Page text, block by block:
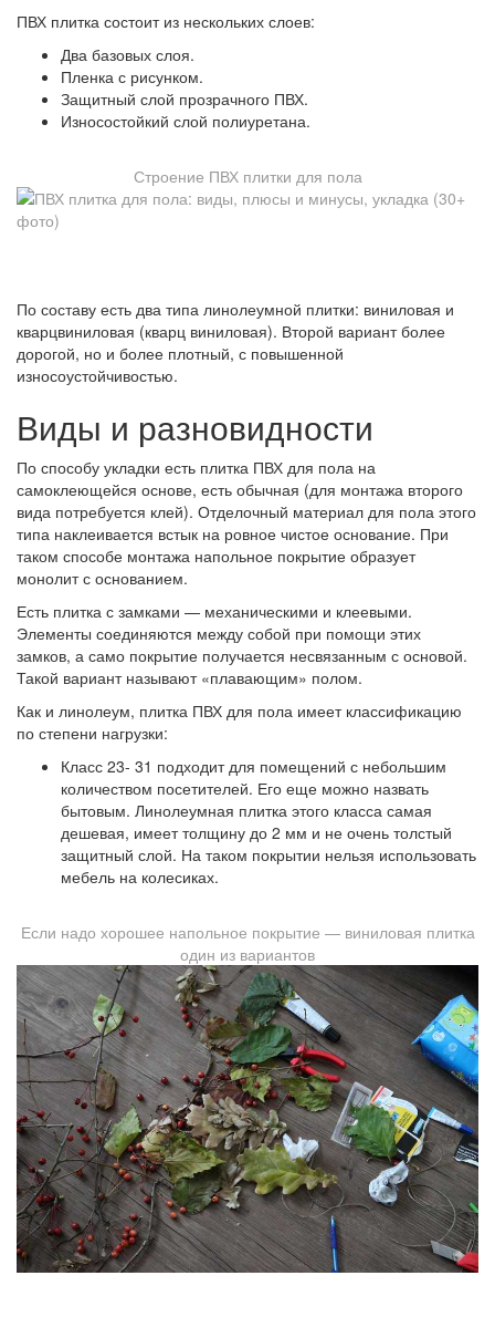
ПВХ плитка состоит из нескольких слоев:
Два базовых слоя.
Пленка с рисунком.
Защитный слой прозрачного ПВХ.
Износостойкий слой полиуретана.
Строение ПВХ плитки для пола
По составу есть два типа линолеумной плитки: виниловая и
кварцвиниловая (кварц виниловая). Второй вариант более
дорогой, но и более плотный, с повышенной
износоустойчивостью.
Виды и разновидности
По способу укладки есть плитка ПВХ для пола на
самоклеющейся основе, есть обычная (для монтажа второго
вида потребуется клей). Отделочный материал для пола этого
типа наклеивается встык на ровное чистое основание. При
таком способе монтажа напольное покрытие образует
монолит с основанием.
Есть плитка с замками — механическими и клеевыми.
Элементы соединяются между собой при помощи этих
замков, а само покрытие получается несвязанным с основой.
Такой вариант называют «плавающим» полом.
Как и линолеум, плитка ПВХ для пола имеет классификацию
по степени нагрузки:
Класс 23- 31 подходит для помещений с небольшим
количеством посетителей. Его еще можно назвать
бытовым. Линолеумная плитка этого класса самая
дешевая, имеет толщину до 2 мм и не очень толстый
защитный слой. На таком покрытии нельзя использовать
мебель на колесиках.
Если надо хорошее напольное покрытие — виниловая плитка
один из вариантов